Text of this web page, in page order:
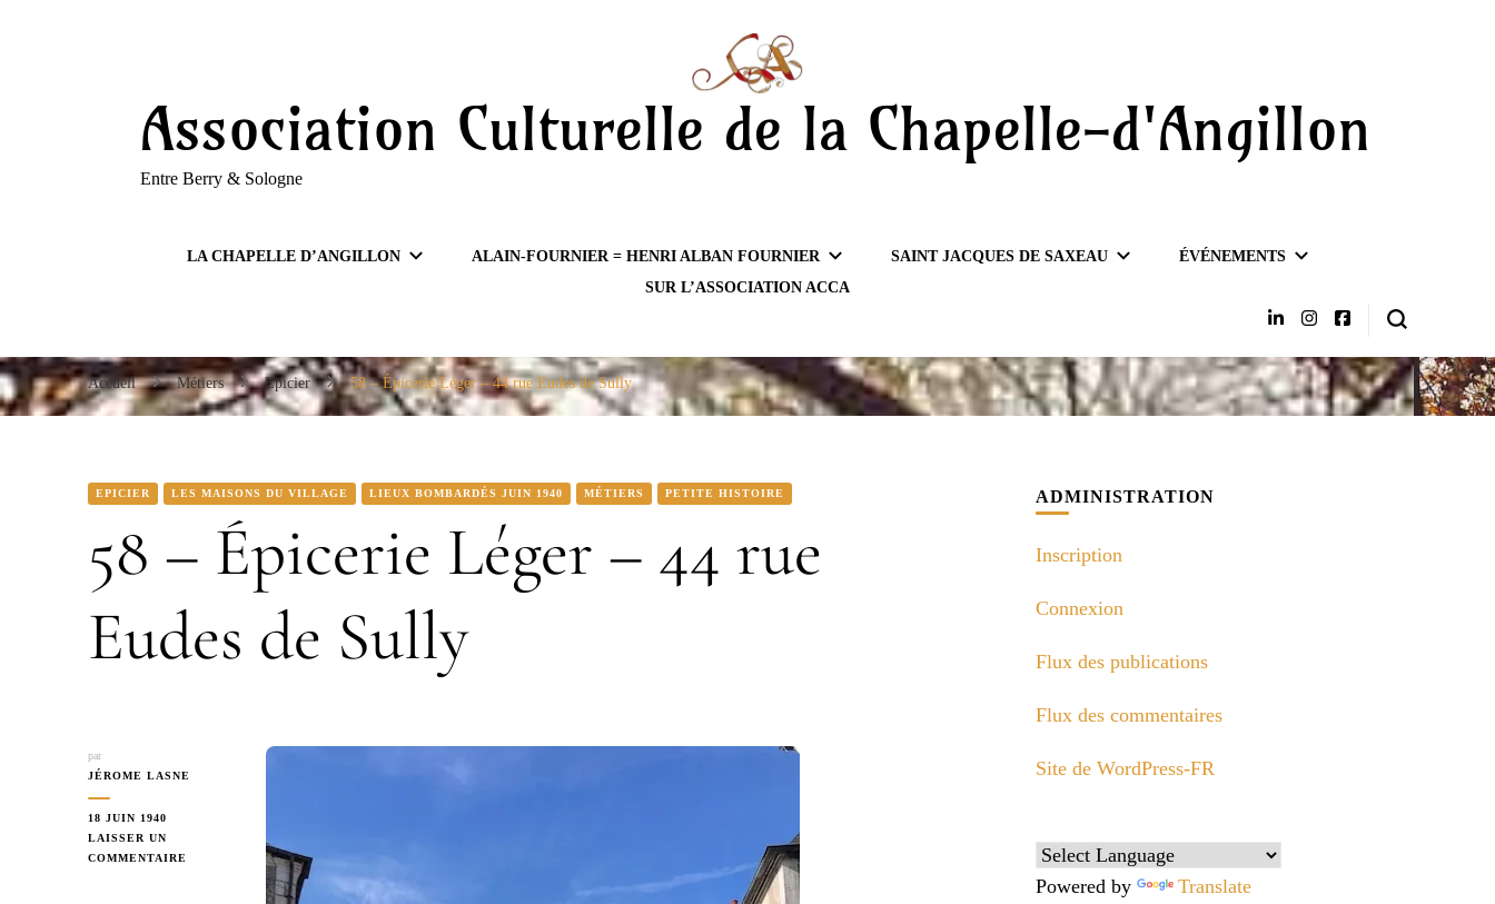
Association Culturelle de la Chapelle-d'Angillon
Entre Berry & Sologne
LA CHAPELLE D’ANGILLON ALAIN-FOURNIER = HENRI ALBAN FOURNIER SAINT JACQUES DE SAXEAU
ÉVÉNEMENTS
SUR L’ASSOCIATION ACCA
Accueil Métiers Epicier 58 – Épicerie Léger – 44 rue Eudes de Sully
EPICIER LES MAISONS DU VILLAGE LIEUX BOMBARDÉS JUIN 1940 MÉTIERS PETITE HISTOIRE
58 – Épicerie Léger – 44 rue
Eudes de Sully
par
JÉROME LASNE
18 JUIN 1940
LAISSER UN
COMMENTAIRE
ADMINISTRATION
Inscription
Connexion
Flux des publications
Flux des commentaires
Site de WordPress-FR
Powered by Translate